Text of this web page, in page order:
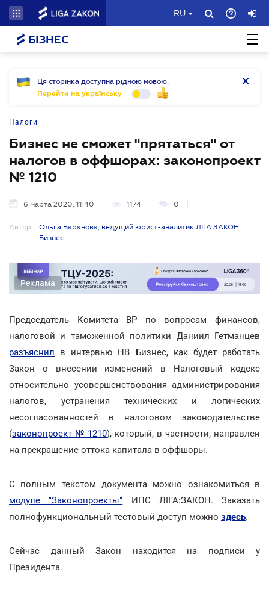
RU
БІЗНЕС
Ця сторінка доступна рідною мовою.
Перейти на українську
Налоги
Бизнес не сможет "прятаться" от
налогов в оффшорах: законопроект
№ 1210
6 марта 2020, 11:40 1174 0
Автор:
Ольга Баранова, ведущий юрист-аналитик ЛІГА:ЗАКОН
Бизнес
Реклама
Председатель Комитета ВР по вопросам финансов,
налоговой и таможенной политики Даниил Гетманцев
разъяснил в интервью НВ Бизнес, как будет работать
Закон о внесении изменений в Налоговый кодекс
относительно усовершенствования администрирования
налогов, устранения технических и логических
несогласованностей в налоговом законодательстве
(законопроект № 1210), который, в частности, направлен
на прекращение оттока капитала в оффшоры.
С полным текстом документа можно ознакомиться в
модуле "Законопроекты" ИПС ЛІГА:ЗАКОН. Заказать
полнофункциональный тестовый доступ можно здесь.
Сейчас данный Закон находится на подписи у
Президента.